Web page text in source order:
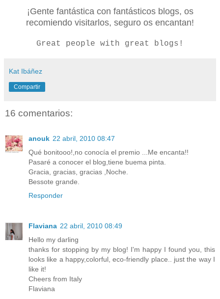
¡Gente fantástica con fantásticos blogs, os
recomiendo visitarlos, seguro os encantan!
Great people with great blogs!
Kat Ibáñez
Compartir
16 comentarios:
anouk 22 abril, 2010 08:47
Qué bonitooo!,no conocía el premio ...Me encanta!!
Pasaré a conocer el blog,tiene buema pinta.
Gracia, gracias, gracias ,Noche.
Bessote grande.
Responder
Flaviana 22 abril, 2010 08:49
Hello my darling
thanks for stopping by my blog! I'm happy I found you, this
looks like a happy,colorful, eco-friendly place.. just the way I
like it!
Cheers from Italy
Flaviana